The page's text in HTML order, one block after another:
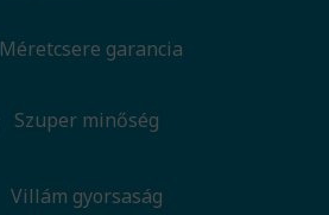
Méretcsere garancia
Szuper minőség
Villám gyorsaság